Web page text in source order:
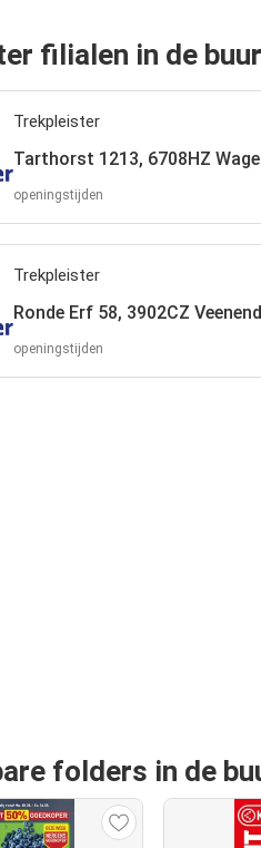
filialen in de
Trekpleister
Tarthorst 1213, 6708HZ
openingstijden
Trekpleister
Ronde Erf 58, 3902CZ
openingstijden
folders in de